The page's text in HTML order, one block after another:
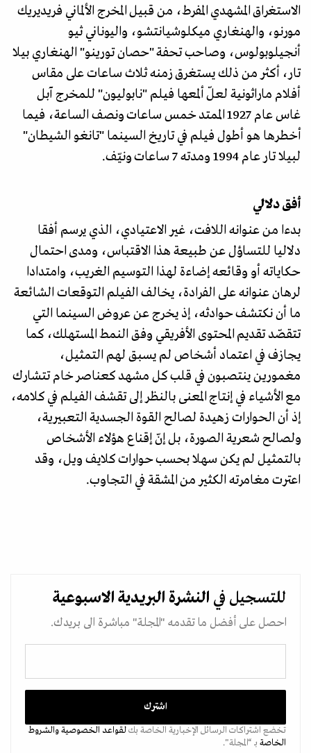
الاستغراق المشهدي المفرط، من قبيل المخرج الألماني فريديريك
مورنو، والهنغاري ميكلوشيانتشو، واليوناني ثيو
أنجيلوبولوس، وصاحب تحفة "حصان تورينو" الهنغاري بيلا
تار، أكثر من ذلك يستغرق زمنه ثلاث ساعات على مقاس
أفلام ماراثونية لعلّ ألمعها فيلم "نابوليون" للمخرج آبل
غاس عام 1927 الممتد خمس ساعات ونصف الساعة، فيما
أخطرها هو أطول فيلم في تاريخ السينما "تانغو الشيطان"
لبيلا تار عام 1994 ومدته 7 ساعات ونيّف.
أفق دلالي
بدءا من عنوانه اللافت، غير الاعتيادي، الذي يرسم أفقا
دلاليا للتساؤل عن طبيعة هذا الاقتباس، ومدى احتمال
حكاياته أو وقائعه إضاءة لهذا التوسيم الغريب، وامتدادا
لرهان عنوانه على الفرادة، يخالف الفيلم التوقعات الشائعة
ما أن نكتشف حوادثه، إذ يخرج عن عروض السينما التي
تتقصّد تقديم المحتوى الأفريقي وفق النمط المستهلك، كما
يجازف في اعتماد أشخاص لم يسبق لهم التمثيل،
مغمورين ينتصبون في قلب كل مشهد كعناصر خام تتشارك
مع الأشياء في إنتاج المعنى بالنظر إلى تقشف الفيلم في كلامه،
إذ أن الحوارات زهيدة لصالح القوة الجسدية التعبيرية،
ولصالح شعرية الصورة، بل إنّ إقناع هؤلاء الأشخاص
بالتمثيل لم يكن سهلا بحسب حوارات كلايف ويل، وقد
اعترت مغامرته الكثير من المشقة في التجاوب.
للتسجيل في النشرة البريدية الاسبوعية
احصل على أفضل ما تقدمه "المجلة" مباشرة الى بريدك.
تخضع اشتراكات الرسائل الإخبارية الخاصة بكلقواعد الخصوصيةوالشروط
الخاصة بـ “المجلة".